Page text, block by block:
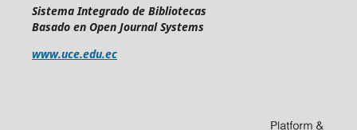
Sistema Integrado de Bibliotecas
Basado en Open Journal Systems
www.uce.edu.ec